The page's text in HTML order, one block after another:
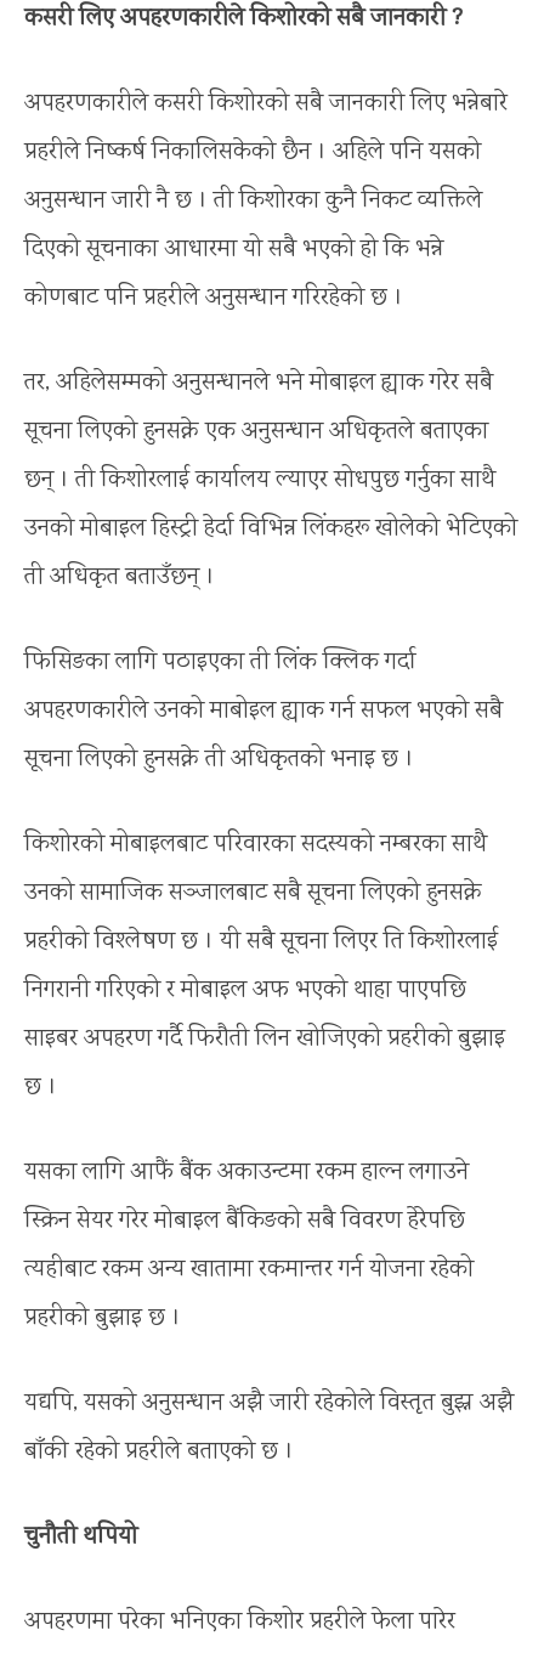
कसरी लिए अपहरणकारीले किशोरको सबै जानकारी ?
अपहरणकारीले कसरी किशोरको सबै जानकारी लिए भन्नेबारे
प्रहरीले निष्कर्ष निकालिसकेको छैन । अहिले पनि यसको
अनुसन्धान जारी नै छ । ती किशोरका कुनै निकट व्यक्तिले
दिएको सूचनाका आधारमा यो सबै भएको हो कि भन्ने
कोणबाट पनि प्रहरीले अनुसन्धान गरिरहेको छ ।
तर, अहिलेसम्मको अनुसन्धानले भने मोबाइल ह्याक गरेर सबै
सूचना लिएको हुनसक्ने एक अनुसन्धान अधिकृतले बताएका
छन् । ती किशोरलाई कार्यालय ल्याएर सोधपुछ गर्नुका साथै
उनको मोबाइल हिस्ट्री हेर्दा विभिन्न लिंकहरू खोलेको भेटिएको
ती अधिकृत बताउँछन् ।
फिसिङका लागि पठाइएका ती लिंक क्लिक गर्दा
अपहरणकारीले उनको माबोइल ह्याक गर्न सफल भएको सबै
सूचना लिएको हुनसक्ने ती अधिकृतको भनाइ छ ।
किशोरको मोबाइलबाट परिवारका सदस्यको नम्बरका साथै
उनको सामाजिक सञ्जालबाट सबै सूचना लिएको हुनसक्ने
प्रहरीको विश्लेषण छ । यी सबै सूचना लिएर ति किशोरलाई
निगरानी गरिएको र मोबाइल अफ भएको थाहा पाएपछि
साइबर अपहरण गर्दै फिरौती लिन खोजिएको प्रहरीको बुझाइ
छ ।
यसका लागि आफैं बैंक अकाउन्टमा रकम हाल्न लगाउने
स्क्रिन सेयर गरेर मोबाइल बैंकिङको सबै विवरण हेरेपछि
त्यहीबाट रकम अन्य खातामा रकमान्तर गर्न योजना रहेको
प्रहरीको बुझाइ छ ।
यद्यपि, यसको अनुसन्धान अझै जारी रहेकोले विस्तृत बुझ्न अझै
बाँकी रहेको प्रहरीले बताएको छ ।
चुनौती थपियो
अपहरणमा परेका भनिएका किशोर प्रहरीले फेला पारेर